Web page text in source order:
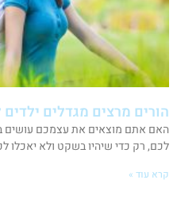
הורים מרצים מגדלים
האם אתם מוצאים את עצמכם עושים
לכם, רק כדי שיהיו בשקט ולא
קרא עוד »